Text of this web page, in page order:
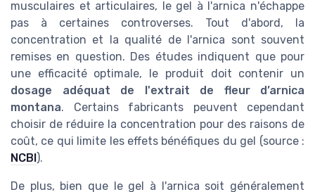
musculaires et articulaires, le gel à l'arnica n'échappe
pas à certaines controverses. Tout d'abord, la
concentration et la qualité de l'arnica sont souvent
remises en question. Des études indiquent que pour
une efficacité optimale, le produit doit contenir un
dosage adéquat de l'extrait de fleur d’arnica
montana. Certains fabricants peuvent cependant
choisir de réduire la concentration pour des raisons de
coût, ce qui limite les effets bénéfiques du gel (source :
NCBI).
De plus, bien que le gel à l'arnica soit généralement